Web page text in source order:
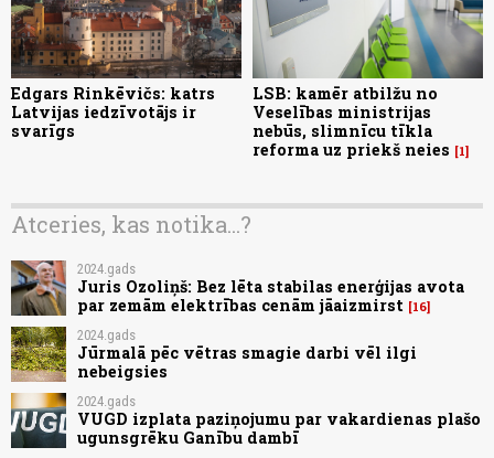
Edgars Rinkēvičs: katrs
Latvijas iedzīvotājs ir
svarīgs
LSB: kamēr atbilžu no
Veselības ministrijas
nebūs, slimnīcu tīkla
reforma uz priekš neies
1
Atceries, kas notika...?
2024.gads
Juris Ozoliņš: Bez lēta stabilas enerģijas avota
par zemām elektrības cenām jāaizmirst 16
2024.gads
Jūrmalā pēc vētras smagie darbi vēl ilgi
nebeigsies
2024.gads
VUGD izplata paziņojumu par vakardienas plašo
ugunsgrēku Ganību dambī